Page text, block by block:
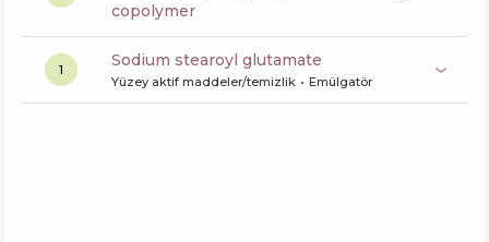
copolymer
1 sodium stearoyl glutamate
Yüzey aktif maddeler/temizlik Emülgatör